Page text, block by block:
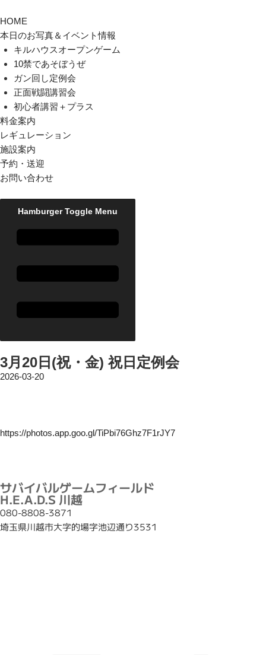
HOME
本日のお写真＆イベント情報
キルハウスオープンゲーム
10禁であそぼうぜ
ガン回し定例会
正面戦闘講習会
初心者講習＋プラス
料金案内
レギュレーション
施設案内
予約・送迎
お問い合わせ
Hamburger Toggle Menu
3月20日(祝・金) 祝日定例会
2026-03-20
https://photos.app.goo.gl/TiPbi76Ghz7F1rJY7
サバイバルゲームフィールド
H.E.A.D.S 川越
080-8808-3871
埼玉県川越市大字的場字池辺通り3531